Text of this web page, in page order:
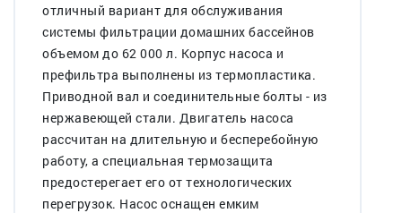
отличный вариант для обслуживания
системы фильтрации домашних бассейнов
объемом до 62 000 л. Корпус насоса и
префильтра выполнены из термопластика.
Приводной вал и соединительные болты - из
нержавеющей стали. Двигатель насоса
рассчитан на длительную и бесперебойную
работу, а специальная термозащита
предостерегает его от технологических
перегрузок. Насос оснащен емким